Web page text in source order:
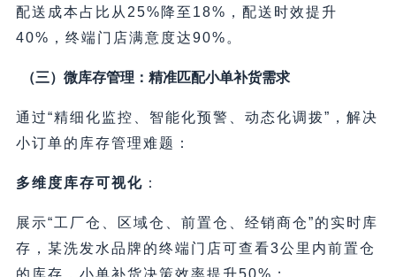
配送成本占比从25%降至18%，配送时效提升
40%，终端门店满意度达90%。
（三）微库存管理：精准匹配小单补货需求
通过“精细化监控、智能化预警、动态化调拨”，解决
小订单的库存管理难题：
多维度库存可视化 ：
展示“工厂仓、区域仓、前置仓、经销商仓”的实时库
存，某洗发水品牌的终端门店可查看3公里内前置仓
的库存，小单补货决策效率提升50%；